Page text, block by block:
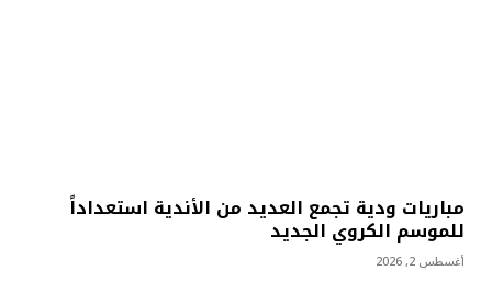
مباريات ودية تجمع العديد من الأندية استعداداً
للموسم الكروي الجديد
أغسطس 2, 2026